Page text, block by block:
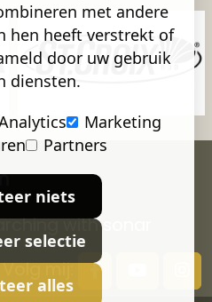
with sonar
Volg mij:
met andere
hen heeft verstrekt of
door uw gebruik
diensten.
Marketing
Partners
niets
selectie
alles